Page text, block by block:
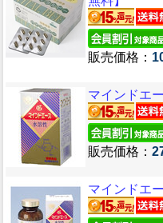
販売価格：
マインドエ
販売価格：
マインドエ